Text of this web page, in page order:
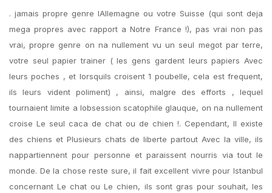
. jamais propre genre lAllemagne ou votre Suisse (qui sont deja
mega propres avec rapport a Notre France !), pas vrai non pas
vrai, propre genre on na nullement vu un seul megot par terre,
votre seul papier trainer ( les gens gardent leurs papiers Avec
leurs poches , et lorsquils croisent 1 poubelle, cela est frequent,
ils leurs vident poliment) , ainsi, malgre des efforts , lequel
tournaient limite a lobsession scatophile glauque, on na nullement
croise Le seul caca de chat ou de chien !. Cependant, Il existe
des chiens et Plusieurs chats de liberte partout Avec la ville, ils
nappartiennent pour personne et paraissent nourris via tout le
monde. De la chose reste sure, il fait excellent vivre pour Istanbul
concernant Le chat ou Le chien, ils sont gras pour souhait, les